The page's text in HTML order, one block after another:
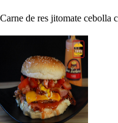
Carne de res jitomate cebolla